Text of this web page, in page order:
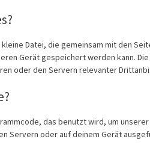
kleine Datei, die gemeinsam mit den
Gerät gespeichert werden kann.
oder den Servern relevanter
das benutzt wird, um
Servern oder auf deinem Gerät